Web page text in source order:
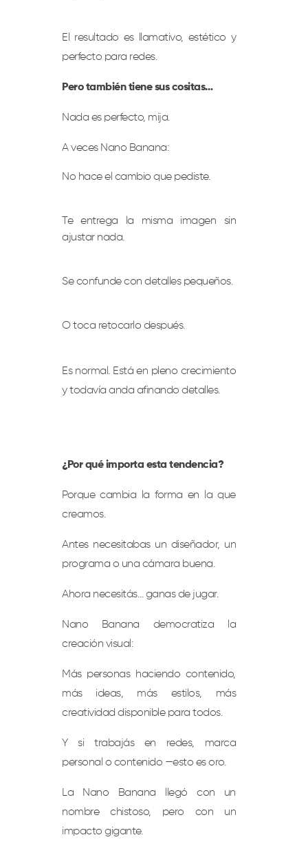
El resultado es llamativo, estético y
perfecto para redes.
Pero también tiene sus cositas…
Nada es perfecto, mija.
A veces Nano Banana:
No hace el cambio que pediste.
Te entrega la misma imagen sin
ajustar nada.
Se confunde con detalles pequeños.
O toca retocarlo después.
Es normal. Está en pleno crecimiento
y todavía anda afinando detalles.
¿Por qué importa esta tendencia?
Porque cambia la forma en la que
creamos.
Antes necesitabas un diseñador, un
programa o una cámara buena.
Ahora necesitás… ganas de jugar.
Nano Banana democratiza la
creación visual:
Más personas haciendo contenido,
más ideas, más estilos, más
creatividad disponible para todos.
Y si trabajás en redes, marca
personal o contenido —esto es oro.
La Nano Banana llegó con un
nombre chistoso, pero con un
impacto gigante.